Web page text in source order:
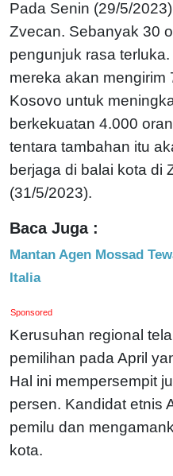
Pada Senin (29/5/
Zvecan. Sebanyak 30
pengunjuk rasa
mereka akan mengirim
Kosovo untuk
berkekuatan 4.000
tentara tambahan itu
berjaga di balai kota di
(31/5/2023).
Baca Juga :
Mantan Agen Mossad
Italia
Sponsored
Kerusuhan regional
pemilihan pada April
Hal ini mempersempit
persen. Kandidat etnis
pemilu dan
kota.